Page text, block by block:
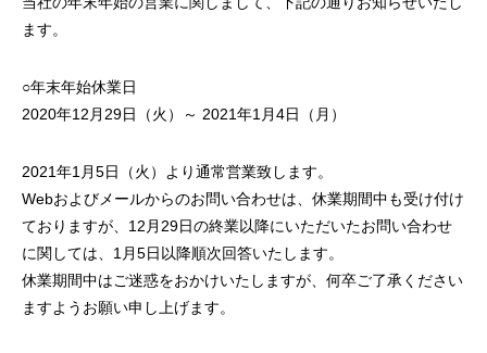
ます。
○年末年始休業日
2020年12月29日（火）～ 2021年1月4日（月）
2021年1月5日（火）より通常営業致します。
Webおよびメールからのお問い合わせは、休業期間中も受け付け
ておりますが、12月29日の終業以降にいただいたお問い合わせ
に関しては、1月5日以降順次回答いたします。
休業期間中はご迷惑をおかけいたしますが、何卒ご了承ください
ますようお願い申し上げます。